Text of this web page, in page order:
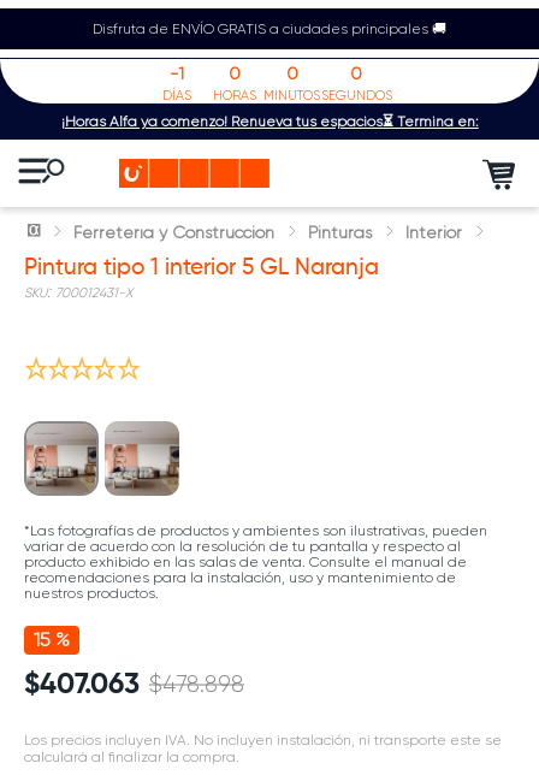
Disfruta de ENVÍO GRATIS a ciudades principales 🚚
¡Horas Alfa ya comenzó! Renueva tus espacios⏳ Termina en:
-1
DÍAS
0
HORAS
0
MINUTOS
0
SEGUNDOS
Ferretería y Construcción Pinturas Interior
Pintura tipo 1 interior 5 GL Naranja
: 700012431-X
*Las fotografías de productos y ambientes son ilustrativas, pueden
variar de acuerdo con la resolución de tu pantalla y respecto al
producto exhibido en las salas de venta. Consulte el manual de
recomendaciones para la instalación, uso y mantenimiento de
nuestros productos.
15 %
$407.063 $478.898
Los precios incluyen IVA. No incluyen instalación, ni transporte este se
calculará al finalizar la compra.